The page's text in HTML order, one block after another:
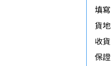
填
貨
收
保